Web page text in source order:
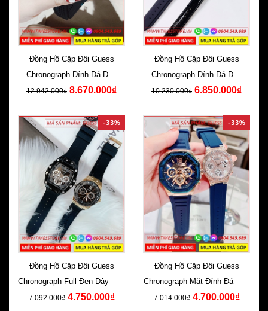
Đồng Hồ Cặp Đôi Guess
Chronograph Đính Đá Dây
Silicone
12.942.000₫ 8.670.000₫
Đồng Hồ Cặp Đôi Guess
Chronograph Đính Đá Dây
Silicone Đen
10.230.000₫ 6.850.000₫
-33%
Đồng Hồ Cặp Đôi Guess
Chronograph Full Đen Dây Cao
Su Đen
7.092.000₫ 4.750.000₫
-33%
Đồng Hồ Cặp Đôi Guess
Chronograph Mặt Đính Đá Dây
Silicone Xanh
7.014.000₫ 4.700.000₫